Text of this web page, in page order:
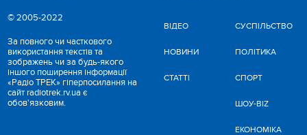
© 2005-2022
За повного чи часткового
використання текстів та
зображень чи за будь-якого
іншого поширення інформації
«Радіо ТРЕК» гіперпосилання на
сайт radiotrek.rv.ua є
обов'язковим.
ВІДЕО
НОВИНИ
СТАТТІ
CУСПІЛЬСТВО
ПОЛІТИКА
СПОРТ
ШОУ-BIZ
ЕКОНОМІКА